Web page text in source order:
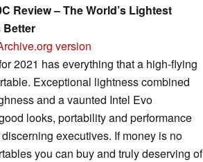
Review – The World’s Lightest
Better
version
2021 has everything that a high-flying
Exceptional lightness combined
and a vaunted Intel Evo
looks, portability and performance
executives. If money is no
you can buy and truly deserving of